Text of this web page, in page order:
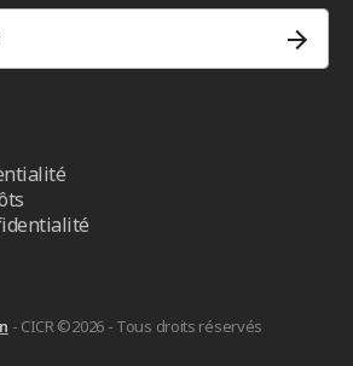
- CICR ©2026 - Tous droits réservés